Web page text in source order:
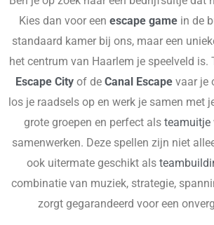
Kies dan voor een escape game in de
standaard kamer bij ons, maar een
het centrum van Haarlem je speelveld is.
Escape City of de Canal Escape vaar je
los je raadsels op en werk je samen met
grote groepen en perfect als teamuitje
samenwerken. Deze spellen zijn niet
ook uitermate geschikt als
combinatie van muziek, strategie,
zorgt gegarandeerd voor een